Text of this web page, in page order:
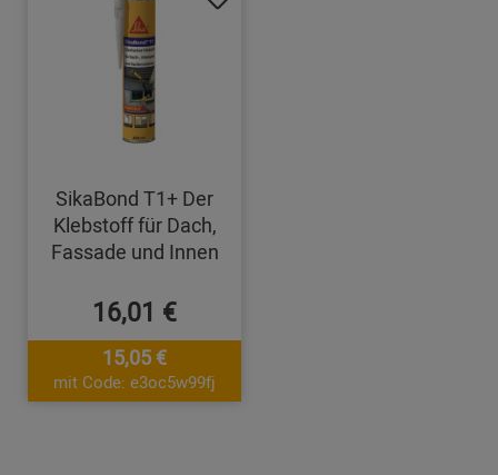
SikaBond T1+ Der
Klebstoff für Dach,
Fassade und Innen
16,01 €
15,05 €
mit Code: e3oc5w99fj